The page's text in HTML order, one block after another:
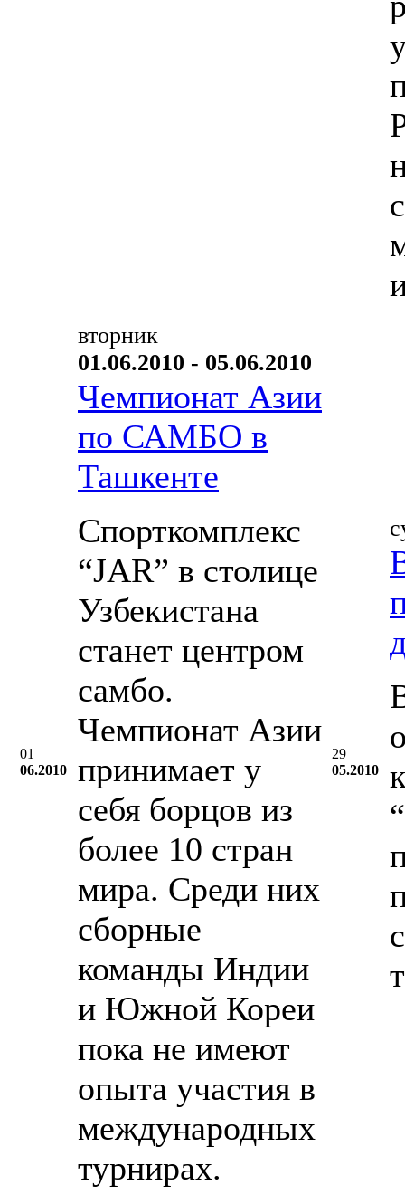
01
06.2010
вторник
01.06.2010 - 05.06.2010
Чемпионат Азии
по САМБО в
Ташкенте
Спорткомплекс
“JAR” в столице
Узбекистана
станет центром
самбо.
Чемпионат Азии
принимает у
себя борцов из
более 10 стран
мира. Среди них
сборные
команды Индии
и Южной Кореи
пока не имеют
опыта участия в
международных
турнирах.
29
05.2010